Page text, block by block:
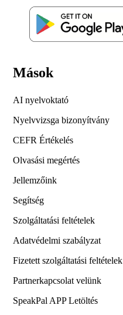
Mások
AI nyelvoktató
Nyelvvizsga bizonyítvány
CEFR Értékelés
Olvasási megértés
Jellemzőink
Segítség
Szolgáltatási feltételek
Adatvédelmi szabályzat
Fizetett szolgáltatási feltételek
Partnerkapcsolat velünk
SpeakPal APP Letöltés